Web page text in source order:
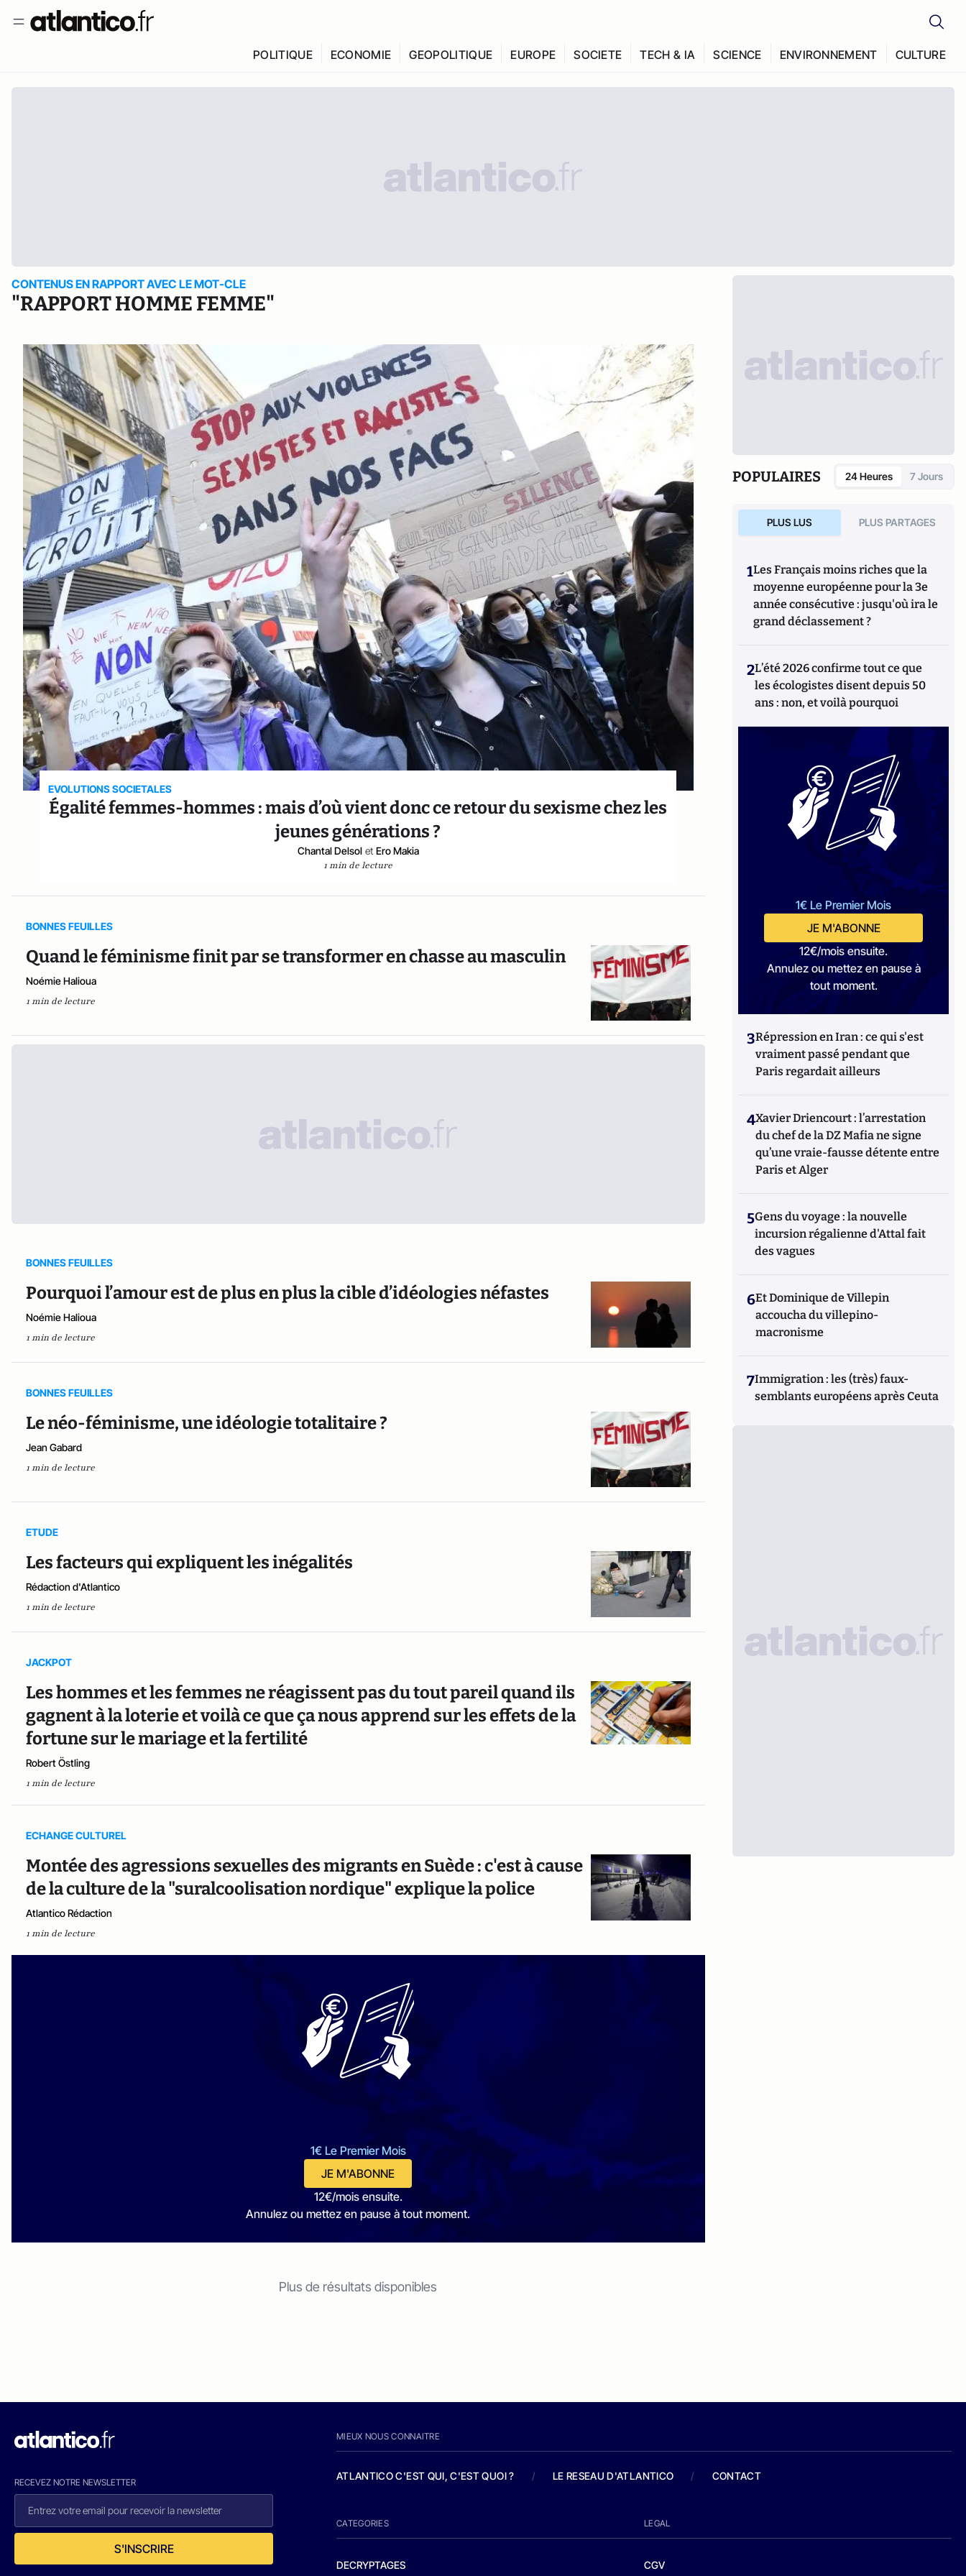
POLITIQUE ECONOMIE GEOPOLITIQUE EUROPE SOCIETE TECH & IA SCIENCE ENVIRONNEMENT CULTURE
CONTENUS EN RAPPORT AVEC LE MOT-CLE
"RAPPORT HOMME FEMME"
EVOLUTIONS SOCIETALES
Égalité femmes-hommes : mais d’où vient donc ce retour du sexisme chez les
jeunes générations ?
Chantal Delsol et Ero Makia
1 min de lecture
BONNES FEUILLES
Quand le féminisme finit par se transformer en chasse au masculin
Noémie Halioua
1 min de lecture
BONNES FEUILLES
Pourquoi l’amour est de plus en plus la cible d’idéologies néfastes
Noémie Halioua
1 min de lecture
BONNES FEUILLES
Le néo-féminisme, une idéologie totalitaire ?
Jean Gabard
1 min de lecture
ETUDE
Les facteurs qui expliquent les inégalités
Rédaction d'Atlantico
1 min de lecture
JACKPOT
Les hommes et les femmes ne réagissent pas du tout pareil quand ils
gagnent à la loterie et voilà ce que ça nous apprend sur les effets de la
fortune sur le mariage et la fertilité
Robert Östling
1 min de lecture
ECHANGE CULTUREL
Montée des agressions sexuelles des migrants en Suède : c'est à cause
de la culture de la "suralcoolisation nordique" explique la police
Atlantico Rédaction
1 min de lecture
1€ Le Premier Mois
JE M'ABONNE
12€/mois ensuite.
Annulez ou mettez en pause à tout moment.
Plus de résultats disponibles
POPULAIRES 24 Heures 7 Jours
PLUS LUS PLUS PARTAGES
1Les Français moins riches que la
moyenne européenne pour la 3e
année consécutive : jusqu'où ira le
grand déclassement ?
2L’été 2026 confirme tout ce que
les écologistes disent depuis 50
ans : non, et voilà pourquoi
1€ Le Premier Mois
JE M'ABONNE
12€/mois ensuite.
Annulez ou mettez en pause à
tout moment.
3Répression en Iran : ce qui s'est
vraiment passé pendant que
Paris regardait ailleurs
4Xavier Driencourt : l’arrestation
du chef de la DZ Mafia ne signe
qu’une vraie-fausse détente entre
Paris et Alger
5Gens du voyage : la nouvelle
incursion régalienne d'Attal fait
des vagues
6Et Dominique de Villepin
accoucha du villepino-
macronisme
7Immigration : les (très) faux-
semblants européens après Ceuta
RECEVEZ NOTRE NEWSLETTER
S'INSCRIRE
MIEUX NOUS CONNAITRE
ATLANTICO C'EST QUI, C'EST QUOI ? / LE RESEAU D'ATLANTICO / CONTACT
CATEGORIES
DECRYPTAGES
LEGAL
CGV